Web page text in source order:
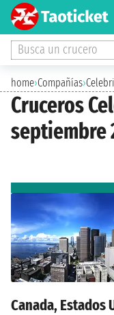
Busca un crucero
home›Compañías›
Cruceros
septiembre
Canada, Estados